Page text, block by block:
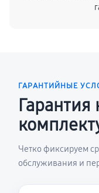
ГАРАНТИЙНЫЕ
Четко фиксируем
обслуживания и